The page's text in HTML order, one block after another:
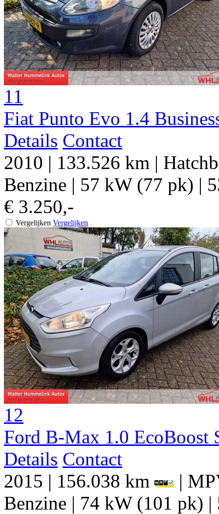
11
Fiat Punto Evo 1.4
Details Contact
2010 | 133.526 km |
Benzine | 57 kW (77 pk) |
€ 3.250,-
Vergelijken Vergelijken
12
Ford B-Max 1.0 EcoBoost
Details Contact
2015 | 156.038 km |
Benzine | 74 kW (101 pk) |